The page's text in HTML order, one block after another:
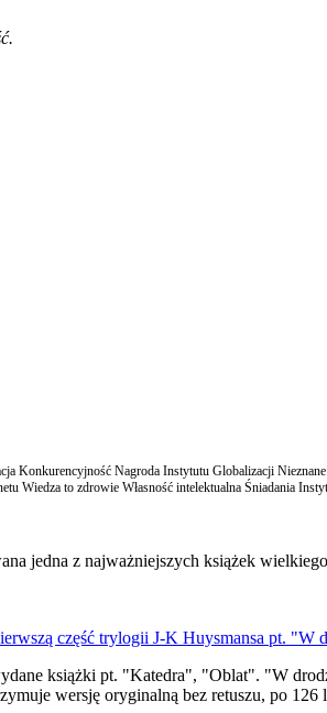
Konkurencyjność Nagroda Instytutu Globalizacji
Wiedza to zdrowie Własność intelektualna Śniadania
jedna z najważniejszych książek
część trylogii J-K Huysmansa pt. "W
książki pt. "Katedra", "Oblat". "W
wersję oryginalną bez retuszu, po 126